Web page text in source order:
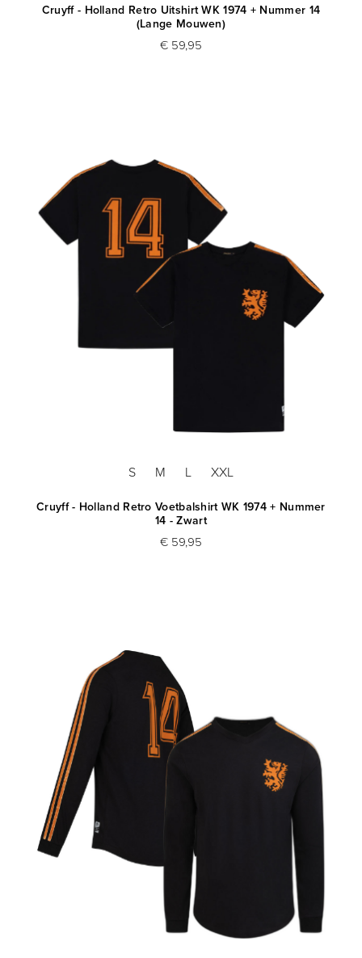
Cruyff - Holland Retro Uitshirt WK 1974 + Nummer 14
(Lange Mouwen)
€ 59,95
S M L XXL
Cruyff - Holland Retro Voetbalshirt WK 1974 + Nummer
14 - Zwart
€ 59,95